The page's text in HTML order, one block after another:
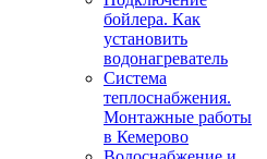
бойлера. Как
установить
водонагреватель
Система
теплоснабжения.
Монтажные работы
в Кемерово